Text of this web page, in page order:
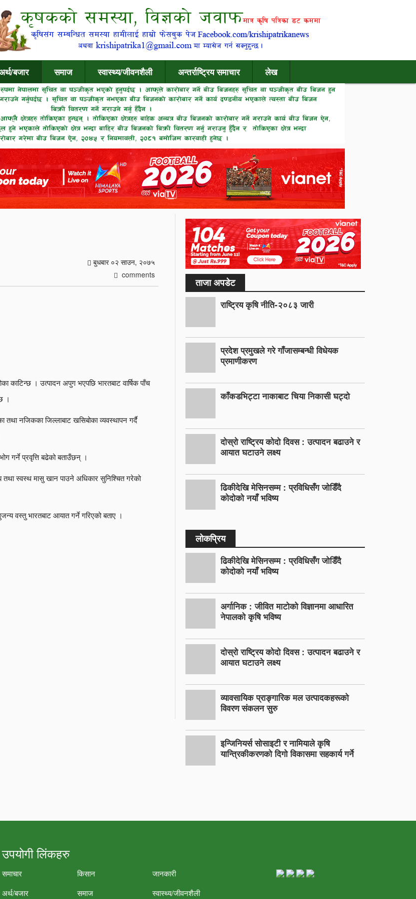
बजार समाज स्वास्थ्य/जीवनशैली अन्तर्राष्ट्रिय समाचार लेख
बुधबार ०२ साउन, २०७५
comments
काटिन्छ । उत्पादन अपुग भएपछि भारतबाट वार्षिक पाँच
।
तथा नजिकका जिल्लाबाट खसिबोका व्यवस्थापन गर्दै
गर्ने प्रवृत्ति बढेको बताउँछन् ।
स्वस्थ मासु खान पाउने अधिकार सुनिश्चित गरेको
वस्तु भारतबाट आयात गर्ने गरिएको बताए ।
ताजा अपडेट
राष्ट्रिय कृषि नीति-२०८३ जारी
प्रदेश प्रमुखले गरे गाँजासम्बन्धी विधेयक
प्रमाणीकरण
काँकडभिट्टा नाकाबाट चिया निकासी घट्दो
दोस्रो राष्ट्रिय कोदो दिवस : उत्पादन बढाउने र
आयात घटाउने लक्ष्य
ढिकीदेखि मेसिनसम्म : प्रविधिसँग जोडिँदै
कोदोको नयाँ भविष्य
लोकप्रिय
ढिकीदेखि मेसिनसम्म : प्रविधिसँग जोडिँदै
कोदोको नयाँ भविष्य
अर्गानिक : जीवित माटोको विज्ञानमा आधारित
नेपालको कृषि भविष्य
दोस्रो राष्ट्रिय कोदो दिवस : उत्पादन बढाउने र
आयात घटाउने लक्ष्य
व्यावसायिक प्राङ्गारिक मल उत्पादकहरूको
विवरण संकलन सुरु
इन्जिनियर्स सोसाइटी र नामियाले कृषि
यान्त्रिकीकरणको दिगो विकासमा सहकार्य गर्ने
उपयोगी लिंकहरु
समाचार किसान
जानकारी
अर्थ/बजार
समाज स्वास्थ्य/जीवनशैली